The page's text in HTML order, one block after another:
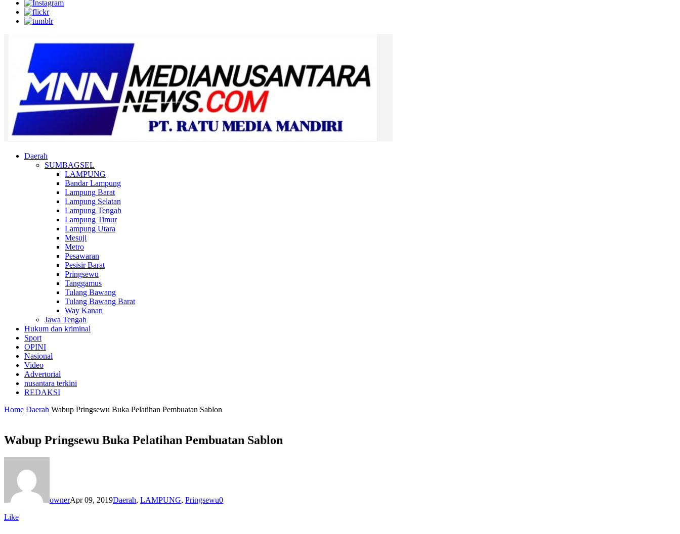
Daerah
SUMBAGSEL
LAMPUNG
Bandar Lampung
Lampung Barat
Lampung Selatan
Lampung Tengah
Lampung Timur
Lampung Utara
Mesuji
Metro
Pesawaran
Pesisir Barat
Pringsewu
Tanggamus
Tulang Bawang
Tulang Bawang Barat
Way Kanan
Jawa Tengah
Hukum dan kriminal
Sport
OPINI
Nasional
Video
Advertorial
nusantara terkini
REDAKSI
Home Daerah Wabup Pringsewu Buka Pelatihan Pembuatan Sablon
Wabup Pringsewu Buka Pelatihan Pembuatan Sablon
ownerApr 09, 2019Daerah, LAMPUNG, Pringsewu0
Like